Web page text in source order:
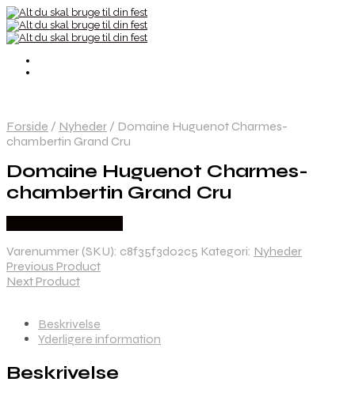
Forside / Nyheder / Domaine Huguenot Charmes-
chambertin Grand Cru
Domaine Huguenot Charmes-
chambertin Grand Cru
Varenummer (SKU): c8f35f3d02c5 Kategori: Nyheder
Previous Product
Next Product
Beskrivelse
Yderligere information
Beskrivelse